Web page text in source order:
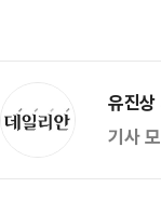
유진
기사